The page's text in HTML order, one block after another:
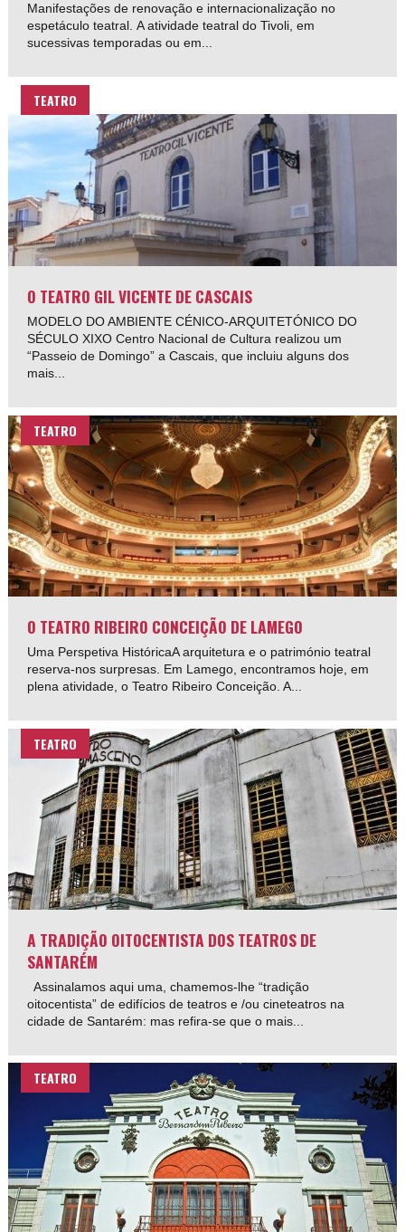
Manifestações de renovação e internacionalização no
espetáculo teatral. A atividade teatral do Tivoli, em
sucessivas temporadas ou em...
TEATRO
O TEATRO GIL VICENTE DE CASCAIS
MODELO DO AMBIENTE CÉNICO-ARQUITETÓNICO DO
SÉCULO XIXO Centro Nacional de Cultura realizou um
“Passeio de Domingo” a Cascais, que incluiu alguns dos
mais...
TEATRO
O TEATRO RIBEIRO CONCEIÇÃO DE LAMEGO
Uma Perspetiva HistóricaA arquitetura e o património teatral
reserva-nos surpresas. Em Lamego, encontramos hoje, em
plena atividade, o Teatro Ribeiro Conceição. A...
TEATRO
A TRADIÇÃO OITOCENTISTA DOS TEATROS DE
SANTARÉM
Assinalamos aqui uma, chamemos-lhe “tradição
oitocentista” de edifícios de teatros e /ou cineteatros na
cidade de Santarém: mas refira-se que o mais...
TEATRO